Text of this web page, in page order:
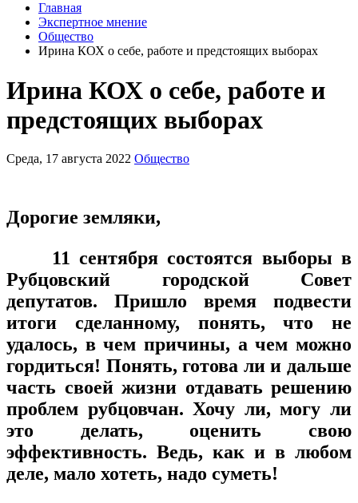
Главная
Экспертное мнение
Общество
Ирина КОХ о себе, работе и предстоящих выборах
Ирина КОХ о себе, работе и
предстоящих выборах
Среда, 17 августа 2022 Общество
Дорогие земляки,
11 сентября состоятся выборы в
Рубцовский городской Совет
депутатов. Пришло время подвести
итоги сделанному, понять, что не
удалось, в чем причины, а чем можно
гордиться! Понять, готова ли и дальше
часть своей жизни отдавать решению
проблем рубцовчан. Хочу ли, могу ли
это делать, оценить свою
эффективность. Ведь, как и в любом
деле, мало хотеть, надо суметь!